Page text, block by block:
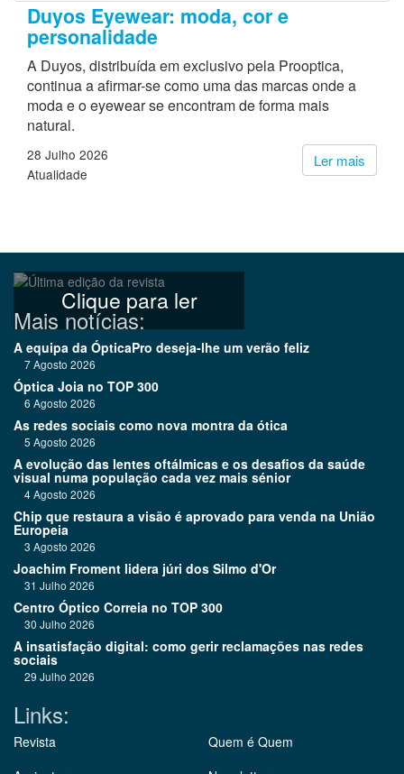
Duyos Eyewear: moda, cor e
personalidade
A Duyos, distribuída em exclusivo pela Prooptica,
continua a afirmar-se como uma das marcas onde a
moda e o eyewear se encontram de forma mais
natural.
Ler mais
28 Julho 2026
Atualidade
Clique para ler
Mais notícias:
A equipa da ÓpticaPro deseja-lhe um verão feliz
7 Agosto 2026
Óptica Joia no TOP 300
6 Agosto 2026
As redes sociais como nova montra da ótica
5 Agosto 2026
A evolução das lentes oftálmicas e os desafios da saúde
visual numa população cada vez mais sénior
4 Agosto 2026
Chip que restaura a visão é aprovado para venda na União
Europeia
3 Agosto 2026
Joachim Froment lidera júri dos Silmo d'Or
31 Julho 2026
Centro Óptico Correia no TOP 300
30 Julho 2026
A insatisfação digital: como gerir reclamações nas redes
sociais
29 Julho 2026
Links:
Revista
Quem é Quem